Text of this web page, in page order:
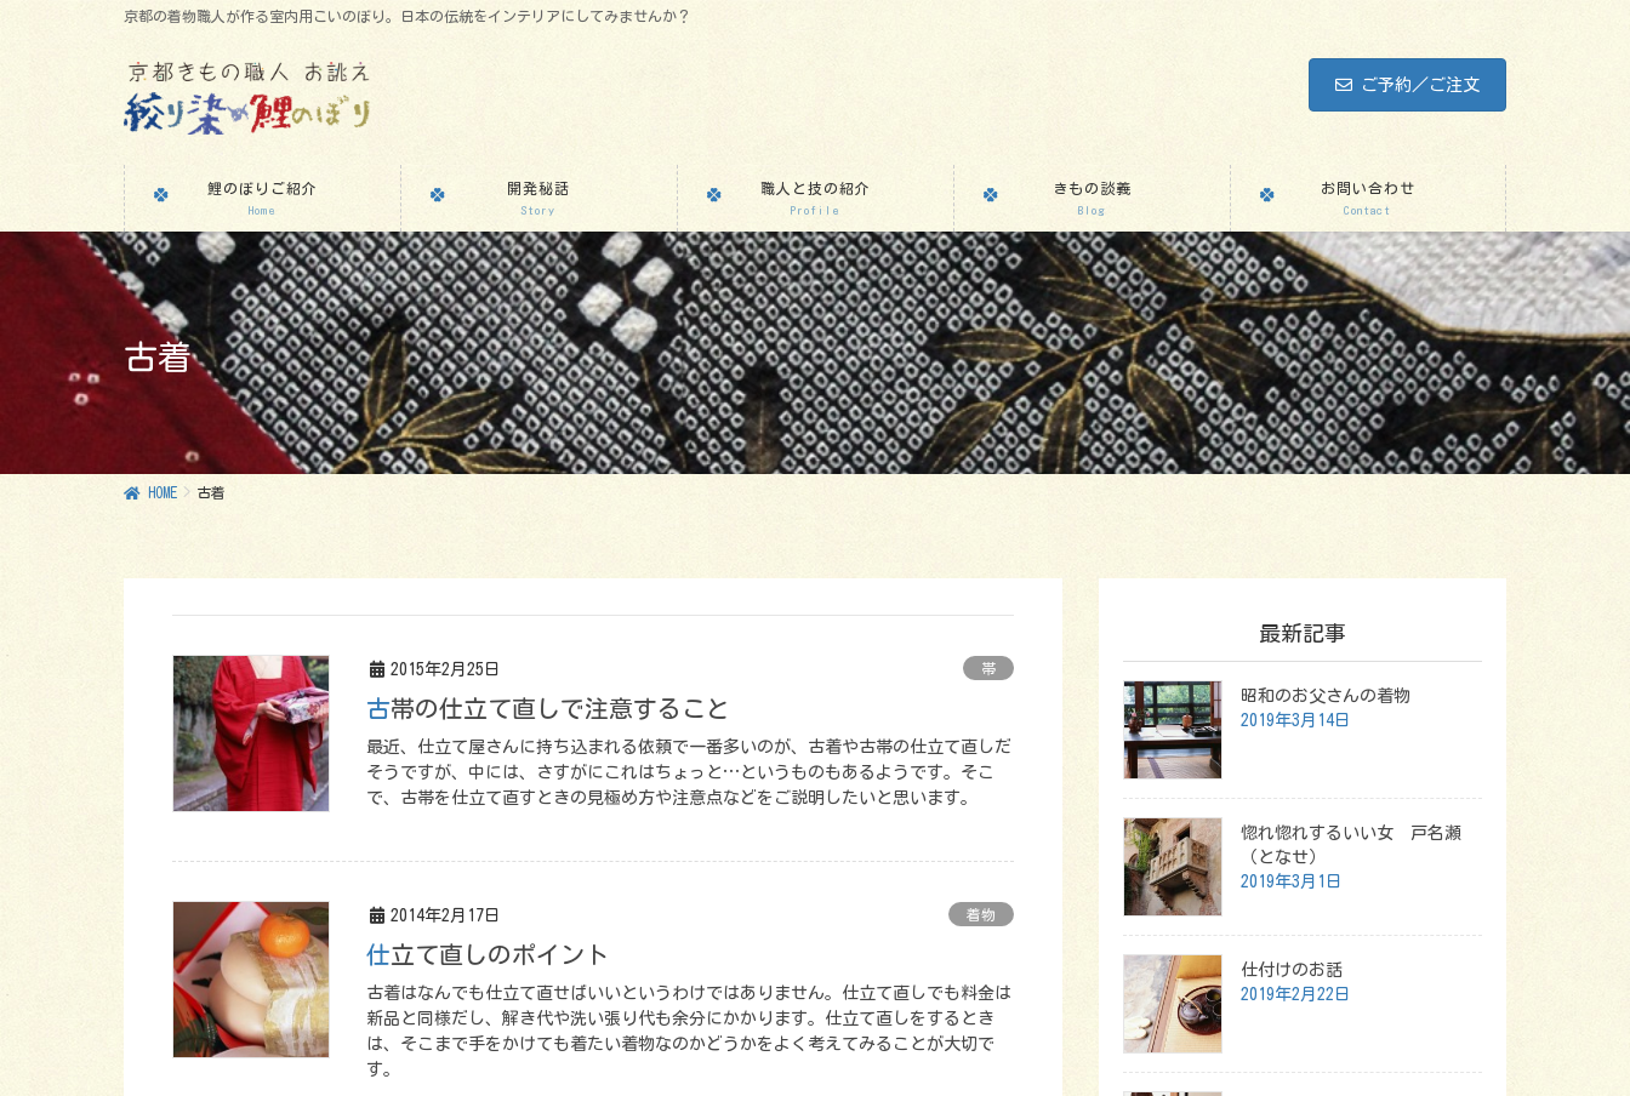
京都の着物職人が作る室内用こいのぼり。日本の伝統をインテリアにしてみませんか？
ご予約／ご注文
鯉のぼりご紹介
Home
開発秘話
Story
職人と技の紹介
Profile
きもの談義
Blog
お問い合わせ
Contact
古着
HOME 古着
2015年2月25日 帯
古帯の仕立て直しで注意すること
最近、仕立て屋さんに持ち込まれる依頼で一番多いのが、古着や古帯の仕立て直しだ
そうですが、中には、さすがにこれはちょっと…というものもあるようです。そこ
で、古帯を仕立て直すときの見極め方や注意点などをご説明したいと思います。
2014年2月17日 着物
仕立て直しのポイント
古着はなんでも仕立て直せばいいというわけではありません。仕立て直しでも料金は
新品と同様だし、解き代や洗い張り代も余分にかかります。仕立て直しをするとき
は、そこまで手をかけても着たい着物なのかどうかをよく考えてみることが大切で
す。
最新記事
昭和のお父さんの着物
2019年3月14日
惚れ惚れするいい女 戸名瀬
（となせ）
2019年3月1日
仕付けのお話
2019年2月22日